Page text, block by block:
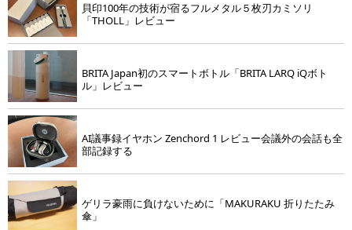
貝印100年の技術が宿るフルメタル５枚刃カミソリ
「THOLL」レビュー
BRITA Japan初のスマートボトル「BRITA LARQ iQボト
ル」レビュー
AI議事録イヤホン Zenchord 1 レビュー会議外の会話も全
部記録する
ゲリラ豪雨に負けないために「MAKURAKU 折りたたみ
傘」